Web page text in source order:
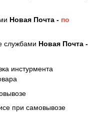
Новая Почта - по
службами Новая Почта -
при самовывозе